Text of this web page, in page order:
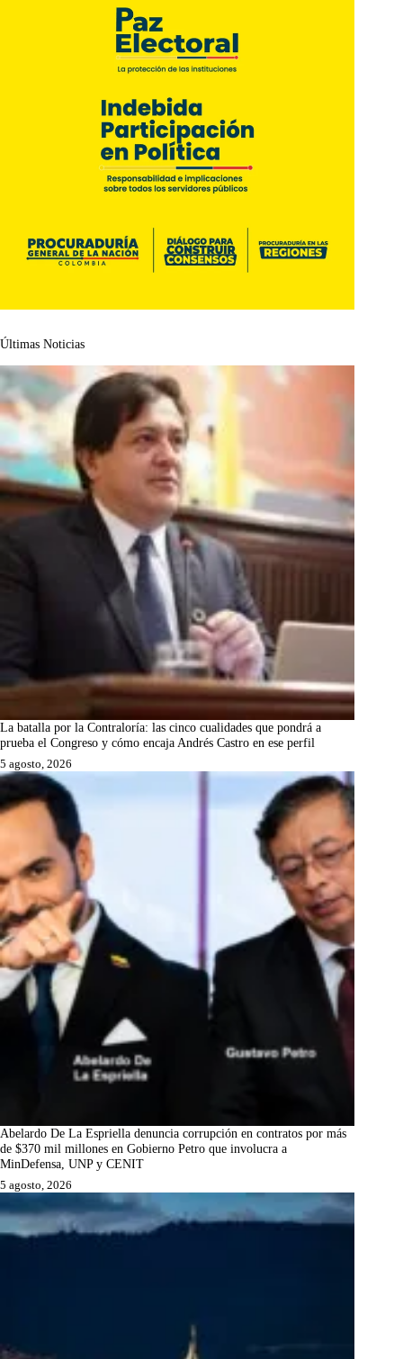
Últimas Noticias
La batalla por la Contraloría: las cinco cualidades que pondrá a
prueba el Congreso y cómo encaja Andrés Castro en ese perfil
5 agosto, 2026
Abelardo De La Espriella denuncia corrupción en contratos por más
de $370 mil millones en Gobierno Petro que involucra a
MinDefensa, UNP y CENIT
5 agosto, 2026